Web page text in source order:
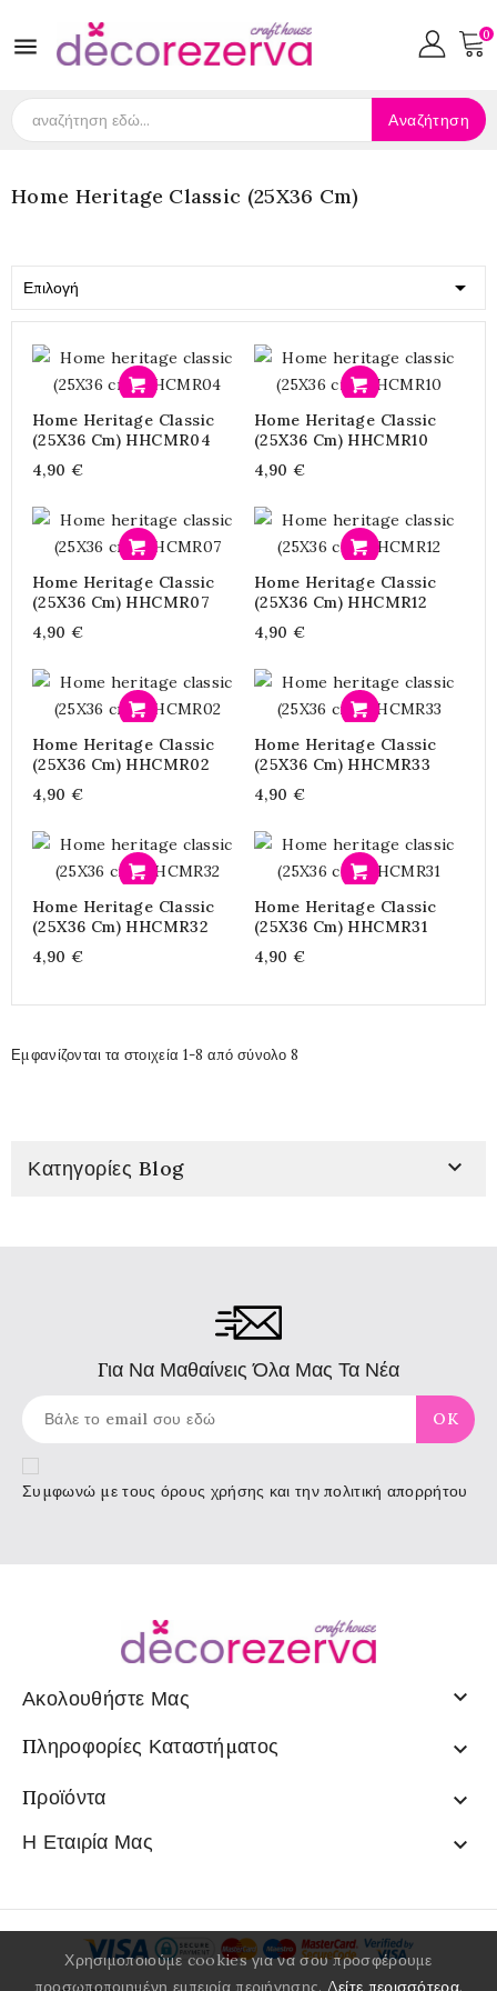
 0
Αναζήτηση
Home Heritage Classic (25X36 Cm)
Επιλογή 
Home Heritage Classic
(25X36 Cm) HHCMR04
4,90 €
Home Heritage Classic
(25X36 Cm) HHCMR10
4,90 €
Home Heritage Classic
(25X36 Cm) HHCMR07
4,90 €
Home Heritage Classic
(25X36 Cm) HHCMR12
4,90 €
Home Heritage Classic
(25X36 Cm) HHCMR02
4,90 €
Home Heritage Classic
(25X36 Cm) HHCMR33
4,90 €
Home Heritage Classic
(25X36 Cm) HHCMR32
4,90 €
Home Heritage Classic
(25X36 Cm) HHCMR31
4,90 €
Εμφανίζονται τα στοιχεία 1-8 από σύνολο 8
Κατηγορίες Blog 
Για Να Μαθαίνεις Όλα Μας Τα Νέα
Συμφωνώ με τους όρους χρήσης και την πολιτική απορρήτου
Ακολουθήστε Μας 
Πληροφορίες Καταστήματος 
Χρησιμοποιούμε cookies για να σου προσφέρουμε
προσωποποιημένη εμπειρία περιήγησης. Δείτε περισσότερα.
Προϊόντα 
Η Εταιρία Μας 